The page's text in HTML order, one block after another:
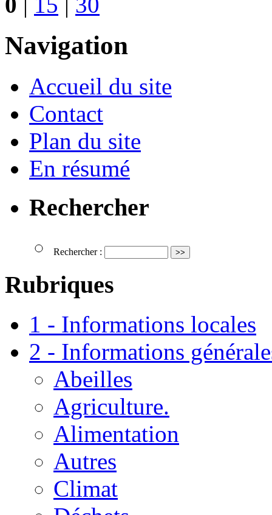
Navigation
Accueil du site
Contact
Plan du site
En résumé
Rechercher
Rechercher :
Rubriques
1 - Informations locales
2 - Informations
Abeilles
Agriculture.
Alimentation
Autres
Climat